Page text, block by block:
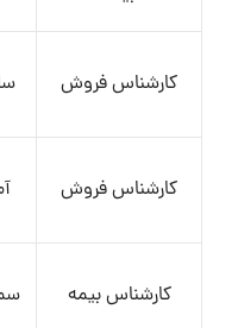
کارشناس فروش
کارشناس فروش
کارشناس بیمه